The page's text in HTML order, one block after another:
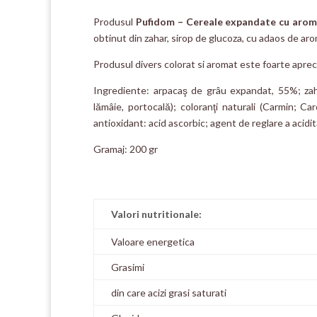
Produsul Pufidom – Cereale expandate cu
obtinut din zahar, sirop de glucoza, cu adaos de
Produsul divers colorat si aromat este foarte
Ingrediente: arpacaş de grâu expandat, 55%;
lămâie, portocală); coloranţi naturali (Carmin;
antioxidant: acid ascorbic; agent de reglare a
Gramaj: 200 gr
Valori nutritionale:
Valoare energetica
Grasimi
din care acizi grasi saturati